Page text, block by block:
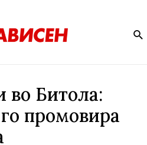
во Битола:
промовира